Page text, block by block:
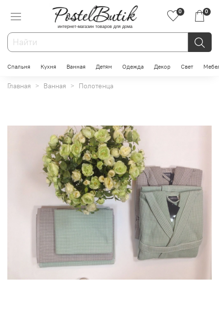
интернет-магазин товаров для дома
0 0
Спальня Кухня Ванная Детям Одежда Декор Свет
Главная Ванная Полотенца